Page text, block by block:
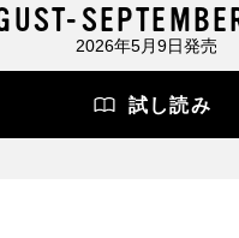
2026年5月9日発売
試し読み